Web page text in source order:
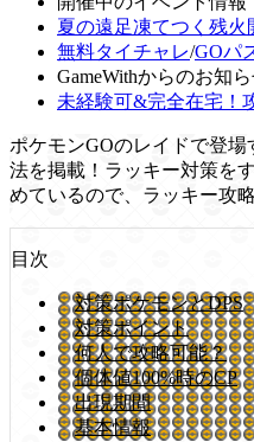
夏の遠足凍てつく残火
無料タイチャレ/GOパ
GameWithからのお知
未経験可&完全在宅！
ポケモンGOのレイドで登
法を掲載！ラッキー対策を
めているので、ラッキー攻
目次
対策ポケモンとDPS
対策ポイント
何人で攻略可能？
個体値100%時のCP
出現期間
基本情報